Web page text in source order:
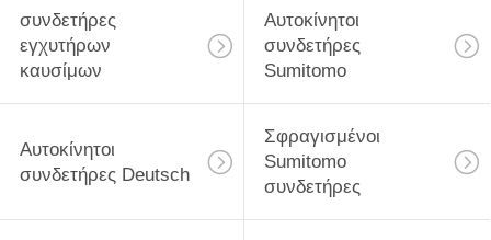
συνδετήρες
εγχυτήρων
καυσίμων
Αυτοκίνητοι
συνδετήρες
Sumitomo
Αυτοκίνητοι
συνδετήρες Deutsch
Σφραγισμένοι
Sumitomo
συνδετήρες